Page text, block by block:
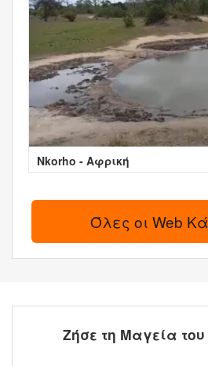
Nkorho - Αφρική
Όλες οι Web
Ζήσε τη Μαγεία του